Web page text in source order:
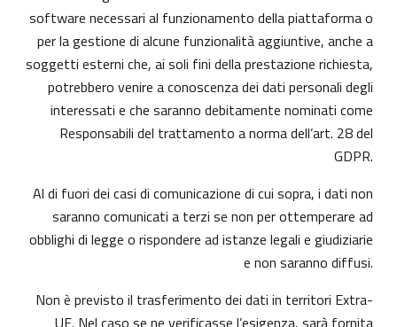
software necessari al funzionamento della piattaforma o
per la gestione di alcune funzionalità aggiuntive, anche a
soggetti esterni che, ai soli fini della prestazione richiesta,
potrebbero venire a conoscenza dei dati personali degli
interessati e che saranno debitamente nominati come
Responsabili del trattamento a norma dell’art. 28 del
GDPR.
Al di fuori dei casi di comunicazione di cui sopra, i dati non
saranno comunicati a terzi se non per ottemperare ad
obblighi di legge o rispondere ad istanze legali e giudiziarie
e non saranno diffusi.
Non è previsto il trasferimento dei dati in territori Extra-
UE. Nel caso se ne verificasse l’esigenza, sarà fornita